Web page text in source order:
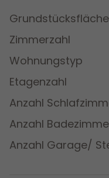
Grundstücksfläche
Zimmerzahl
Wohnungstyp
Etagenzahl
Anzahl
Anzahl
Anzahl Garage/